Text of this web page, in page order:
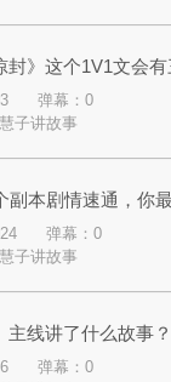
封》这个1V1文会
的流向/性格盘点
弹幕：0
慧子讲故事
副本剧情速通，你
弹幕：0
慧子讲故事
主线讲了什么故事
弹幕：0